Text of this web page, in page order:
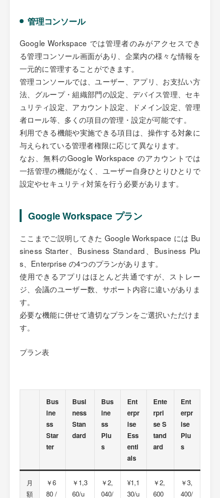
管理コンソール
Google Workspace では管理者のみがアクセスでき
る管理コンソール画面があり、企業内の様々な情報を
一元的に管理することができます。
管理コンソールでは、ユーザー、アプリ、お支払い方
法、グループ・組織部門の設定、デバイス管理、セキ
ュリティ設定、アカウント設定、ドメイン設定、管理
者ロール等、多くの項目の管理・設定が可能です。
利用できる機能や実施できる項目は、操作する対象に
与えられている管理者権限に応じて異なります。
なお、無料のGoogle Workspace のアカウントでは
一括管理の機能がなく、ユーザー自身ひとりひとりで
設定やセキュリティ対策を行う必要があります。
Google Workspace プラン
ここまでご説明してきた Google Workspace には Bu
siness Starter、Business Standard、Business Plu
s、Enterprise の4つのプランがあります。
使用できるアプリはほとんど共通ですが、ストレー
ジ、会議のユーザー数、サポート内容に違いがありま
す。
必要な機能に併せて適切なプランをご選択いただけま
す。
プラン表
Bus
ine
ss
Star
ter
Busi
ness
Stan
dard
Bus
ine
ss
Plu
s
Ent
erpr
ise
Ess
enti
als
Ente
rpri
se S
tand
ard
Ent
erpr
ise
Plu
s
月
額
￥6
80 /
￥1,3
60/u
￥2,
040/
¥1,1
30/u
￥2,
600
￥3,
400/